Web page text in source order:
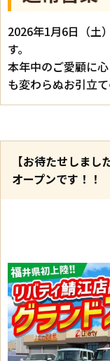
2026年1月6日（土
す。
本年中のご愛顧に
も変わらぬお引立
【お待たせしま
オープンです！！